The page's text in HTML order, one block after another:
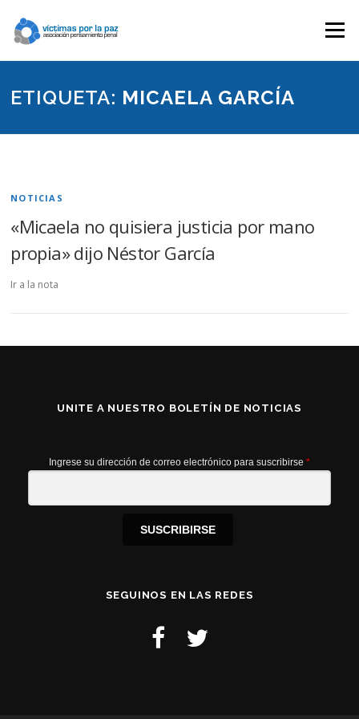
contenido
Menú
ETIQUETA: MICAELA GARCÍA
NOTICIAS
«Micaela no quisiera justicia por mano
propia» dijo Néstor García
Ir a la nota
UNITE A NUESTRO BOLETÍN DE NOTICIAS
Ingrese su dirección de correo electrónico para suscribirse *
SUSCRIBIRSE
SEGUINOS EN LAS REDES